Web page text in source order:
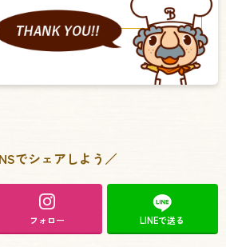
でシェアしよう／
フォロー LINEで送る